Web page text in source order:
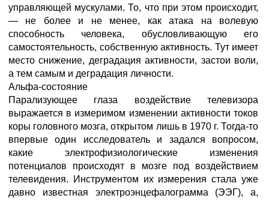
управляющей мускулами. То, что при этом происходит,
— не более и не менее, как атака на волевую
способность человека, обусловливающую его
самостоятельность, собственную активность. Тут имеет
место снижение, деградация активности, застои воли,
а тем самым и деградация личности.
Альфа-состояние
Парализующее глаза воздействие телевизора
выражается в измеримом изменении активности токов
коры головного мозга, открытом лишь в 1970 г. Тогда-то
впервые один исследователь и задался вопросом,
какие электрофизиологические изменения
потенциалов происходят в мозге под воздействием
телевидения. Инструментом их измерения стала уже
давно известная электроэнцефалограмма (ЭЭГ), а,